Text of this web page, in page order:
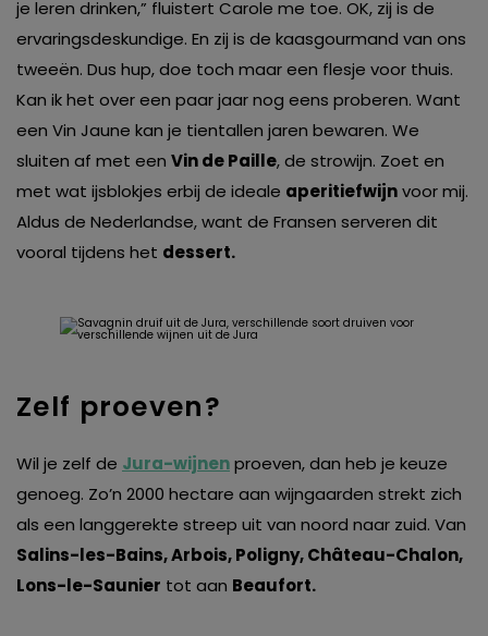
je leren drinken,” fluistert Carole me toe. OK, zij is de
ervaringsdeskundige. En zij is de kaasgourmand van ons
tweeën. Dus hup, doe toch maar een flesje voor thuis.
Kan ik het over een paar jaar nog eens proberen. Want
een Vin Jaune kan je tientallen jaren bewaren. We
sluiten af met een Vin de Paille, de strowijn. Zoet en
met wat ijsblokjes erbij de ideale aperitiefwijnvoor mij.
Aldus de Nederlandse, want de Fransen serveren dit
vooral tijdens het dessert.
Zelf proeven?
Wil je zelf de Jura-wijnenproeven, dan heb je keuze
genoeg. Zo’n 2000 hectare aan wijngaarden strekt zich
als een langgerekte streep uit van noord naar zuid. Van
Salins-les-Bains, Arbois, Poligny, Château-Chalon,
Lons-le-Saunier tot aan Beaufort.